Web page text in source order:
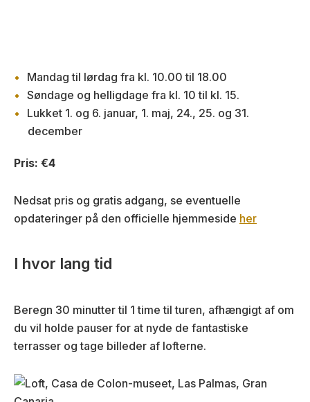
Mandag til lørdag fra kl. 10.00 til 18.00
Søndage og helligdage fra kl. 10 til kl. 15.
Lukket 1. og 6. januar, 1. maj, 24., 25. og 31.
december
Pris: €4
Nedsat pris og gratis adgang, se eventuelle
opdateringer på den officielle hjemmeside her
I hvor lang tid
Beregn 30 minutter til 1 time til turen, afhængigt af om
du vil holde pauser for at nyde de fantastiske
terrasser og tage billeder af lofterne.